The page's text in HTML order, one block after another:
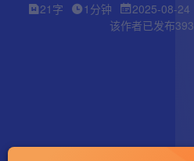
21字 1分钟 2025-08-24
该作者已发布